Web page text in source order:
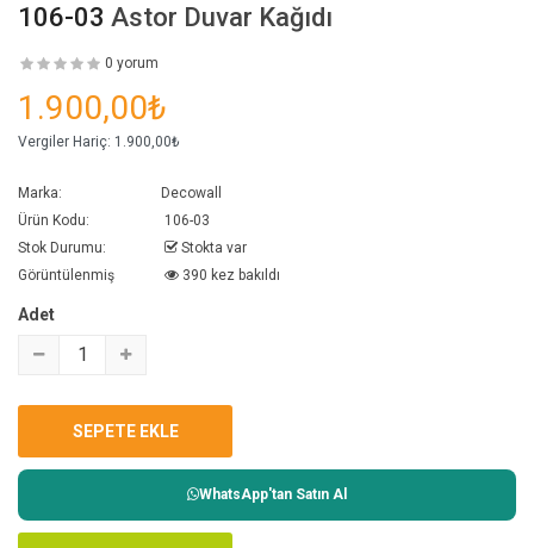
106-03 Astor Duvar Kağıdı
0 yorum
1.900,00₺
Vergiler Hariç: 1.900,00₺
Marka:
Decowall
Ürün Kodu:
106-03
Stok Durumu:
Stokta var
Görüntülenmiş
390 kez bakıldı
Adet
WhatsApp'tan Satın Al